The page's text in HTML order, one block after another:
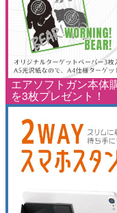
エアソフトガン本体
を3枚プレゼント！